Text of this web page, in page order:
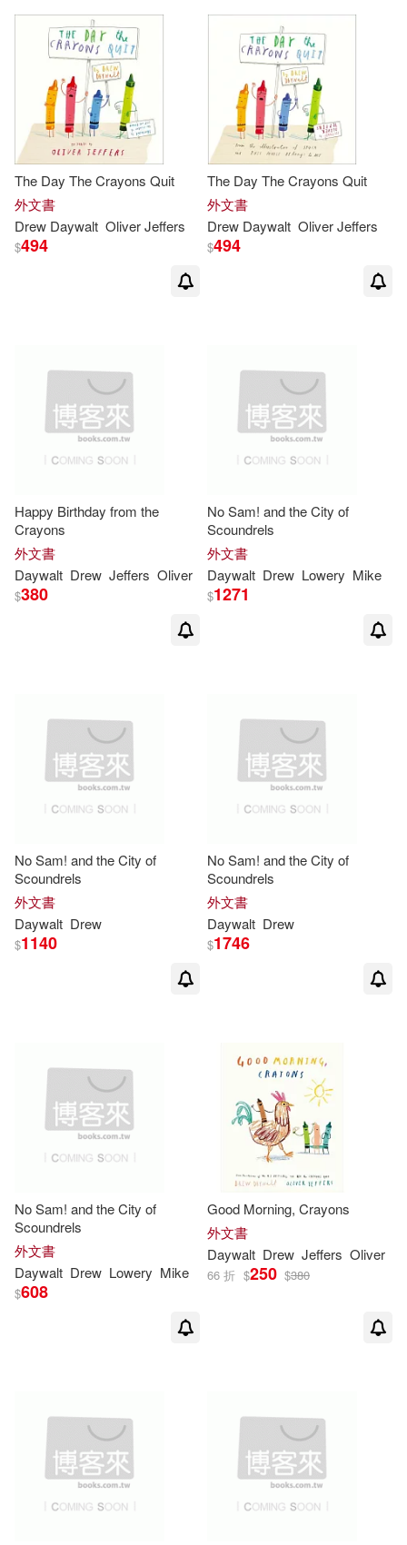
The Day The Crayons Quit
外文書
Drew Daywalt Oliver Jeffers
$494
The Day The Crayons Quit
外文書
Drew Daywalt Oliver Jeffers
$494
Happy Birthday from the
Crayons
外文書
Daywalt Drew Jeffers Oliver
$380
No Sam! and the City of
Scoundrels
外文書
Daywalt Drew Lowery Mike
$1271
No Sam! and the City of
Scoundrels
外文書
Daywalt Drew
$1140
No Sam! and the City of
Scoundrels
外文書
Daywalt Drew
$1746
No Sam! and the City of
Scoundrels
外文書
Daywalt Drew Lowery Mike
$608
Good Morning, Crayons
外文書
Daywalt Drew Jeffers Oliver
66 折 $250 $380